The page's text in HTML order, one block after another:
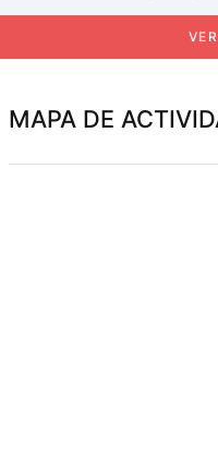
MAPA DE